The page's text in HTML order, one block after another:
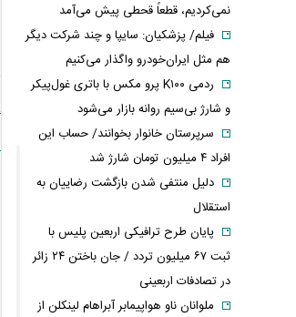
نمی‌کردیم، قطعاً قحطی پیش می‌آمد
فیلم/ پزشکیان: سایپا و چند شرکت دیگر
هم مثل ایران‌خودرو واگذار می‌کنیم
ردمی K۱۰۰ پرو مکس با باتری غول‌پیکر
و شارژ بی‌سیم روانه بازار می‌شود
سرپرستان خانوار بخوانند/ حساب این
افراد ۴ میلیون تومان شارژ شد
دلیل منتفی شدن بازگشت رضاییان به
استقلال
پایان طرح ترافیکی اربعین پلیس با
ثبت ۶۷ میلیون تردد / جان باختن ۲۴ زائر
در تصادفات اربعینی
ملوانان ناو هواپیمابر آبراهام لینکلن از